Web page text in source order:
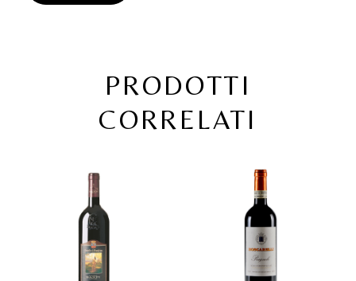
PRODOTTI
CORRELATI